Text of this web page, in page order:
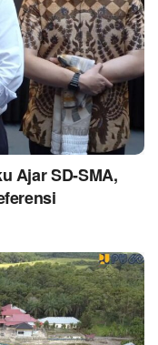
Ajar SD-SMA,